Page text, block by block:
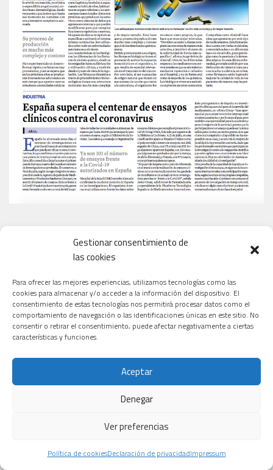
Gestionar consentimiento de
las cookies
Para ofrecer las mejores experiencias, utilizamos tecnologías como las
cookies para almacenar y/o acceder a la información del dispositivo. El
consentimiento de estas tecnologías nos permitirá procesar datos como el
comportamiento de navegación o las identificaciones únicas en este sitio. No
consentir o retirar el consentimiento, puede afectar negativamente a ciertas
características y funciones.
Aceptar
Denegar
Ver preferencias
Política de cookiesDeclaración de privacidadImpressum